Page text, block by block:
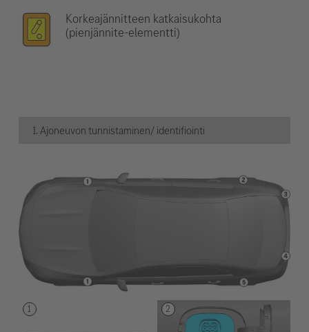
Korkeajännitteen katkaisukohta
(pienjännite-elementti)
1. Ajoneuvon tunnistaminen/ identifiointi